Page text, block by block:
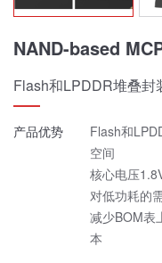
NAND-based
Flash和LPDDR堆叠封
产品优势
Flash和
空间
核心电压
对低功耗的
减少BOM表
本